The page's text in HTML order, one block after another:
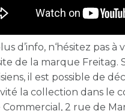
d’info, n‘hésitez pas à
de la marque Freitag.
il est possible de
la collection dans le
2 rue de